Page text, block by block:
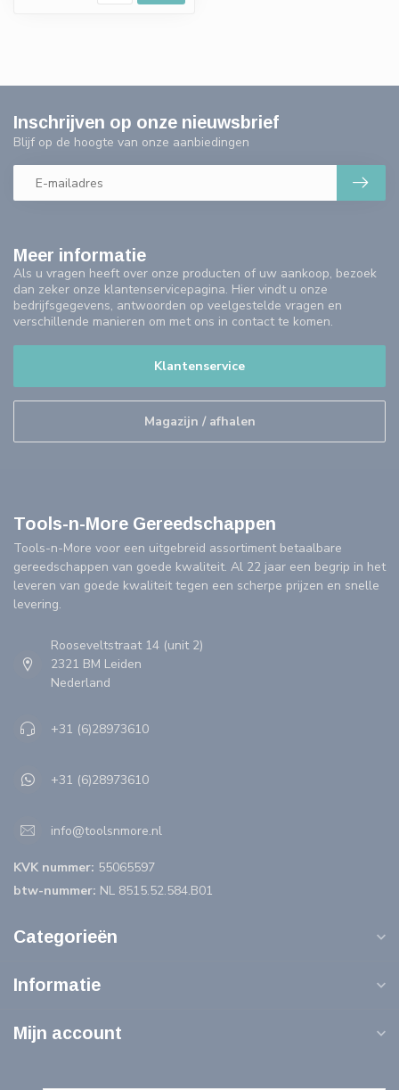
Meer informatie
Als u vragen heeft over onze producten of uw aankoop, bezoek
dan zeker onze klantenservicepagina. Hier vindt u onze
bedrijfsgegevens, antwoorden op veelgestelde vragen en
verschillende manieren om met ons in contact te komen.
Klantenservice
Magazijn / afhalen
Inschrijven op onze nieuwsbrief
Blijf op de hoogte van onze aanbiedingen
Tools-n-More Gereedschappen
Tools-n-More voor een uitgebreid assortiment betaalbare
gereedschappen van goede kwaliteit. Al 22 jaar een begrip in het
leveren van goede kwaliteit tegen een scherpe prijzen en snelle
levering.
Rooseveltstraat 14 (unit 2)
2321 BM Leiden
Nederland
+31 (6)28973610
+31 (6)28973610
info@toolsnmore.nl
KVK nummer: 55065597
btw-nummer: NL 8515.52.584.B01
Categorieën
Informatie
Mijn account